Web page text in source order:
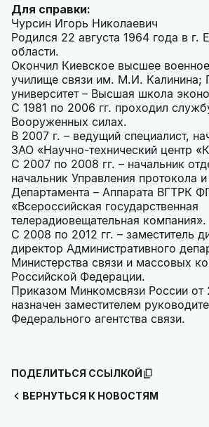
Для справки:
Чурсин Игорь Николаевич
Родился 22 августа 1964 года в г.
области.
Окончил Киевское высшее
училище связи им. М.И. Калинина;
университет – Высшая школа
С 1981 по 2006 гг. проходил
Вооруженных силах.
В 2007 г. – ведущий специалист,
ЗАО «Научно-технический центр
С 2007 по 2008 гг. – начальник
начальник Управления протокола
Департамента – Аппарата ВГТРК
«Всероссийская государственная
телерадиовещательная компания».
С 2008 по 2012 гг. – заместитель
директор Административного
Министерства связи и массовых
Российской Федерации.
Приказом Минкомсвязи России от
назначен заместителем
Федерального агентства связи.
ВЕРНУТЬСЯ К НОВОСТЯМ
ПОДЕЛИТЬСЯ ССЫЛКОЙ